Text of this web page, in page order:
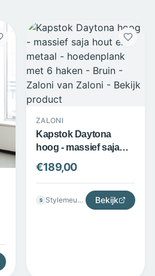
ZALONI
Kapstok Daytona
hoog - massief saja
hout en metaal -
hoedenplank met 6
haken - Bruin - Zaloni
€189,00
S Stylemeubels Bekijk